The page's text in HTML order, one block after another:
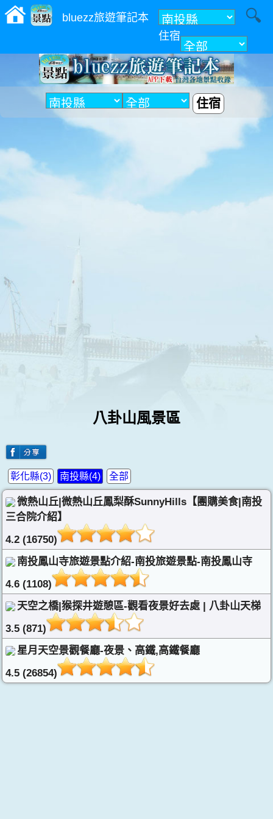
bluezz旅遊筆記本
住宿
附近
住宿
八卦山風景區
全部
彰化縣(3) 南投縣(4)
微熱山丘|微熱山丘鳳梨酥SunnyHills【團購美食|南投
三合院介紹】
4.2 (16750)
南投鳳山寺旅遊景點介紹-南投旅遊景點-南投鳳山寺
4.6 (1108)
天空之橋|猴探井遊憩區-觀看夜景好去處 | 八卦山天梯
3.5 (871)
星月天空景觀餐廳-夜景、高鐵,高鐵餐廳
4.5 (26854)